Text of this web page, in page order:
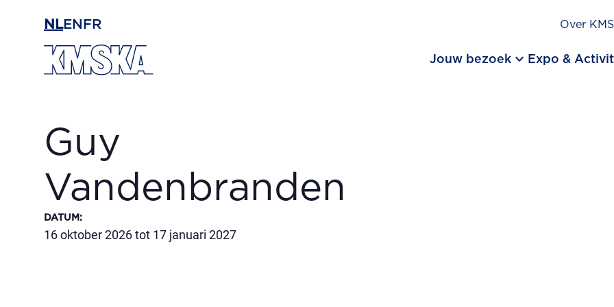
NLEN FR Over
Jouw bezoek keyboard_arrow_down Expo &
Guy
Vandenbranden
DATUM :
16 oktober 2026 tot 17 januari 2027